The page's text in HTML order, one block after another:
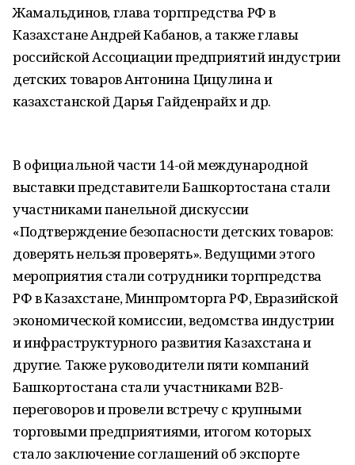
Жамальдинов, глава торгпредства РФ в
Казахстане Андрей Кабанов, а также главы
российской Ассоциации предприятий индустрии
детских товаров Антонина Цицулина и
казахстанской Дарья Гайденрайх и др.
В официальной части 14-ой международной
выставки представители Башкортостана стали
участниками панельной дискуссии
«Подтверждение безопасности детских товаров:
доверять нельзя проверять». Ведущими этого
мероприятия стали сотрудники торгпредства
РФ в Казахстане, Минпромторга РФ, Евразийской
экономической комиссии, ведомства индустрии
и инфраструктурного развития Казахстана и
другие. Также руководители пяти компаний
Башкортостана стали участниками B2B-
переговоров и провели встречу с крупными
торговыми предприятиями, итогом которых
стало заключение соглашений об экспорте